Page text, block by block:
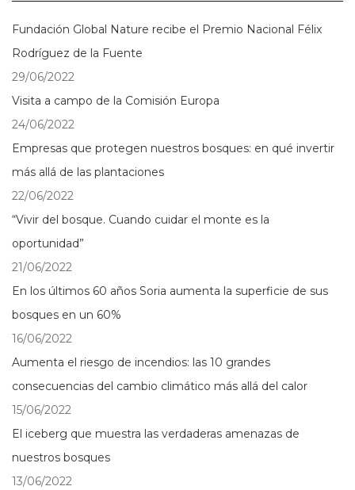
Fundación Global Nature recibe el Premio Nacional Félix
Rodríguez de la Fuente
29/06/2022
Visita a campo de la Comisión Europa
24/06/2022
Empresas que protegen nuestros bosques: en qué invertir
más allá de las plantaciones
22/06/2022
“Vivir del bosque. Cuando cuidar el monte es la
oportunidad”
21/06/2022
En los últimos 60 años Soria aumenta la superficie de sus
bosques en un 60%
16/06/2022
Aumenta el riesgo de incendios: las 10 grandes
consecuencias del cambio climático más allá del calor
15/06/2022
El iceberg que muestra las verdaderas amenazas de
nuestros bosques
13/06/2022